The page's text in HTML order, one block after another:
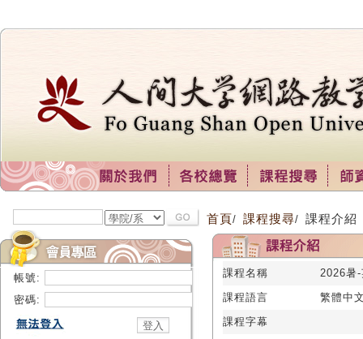
帳號:
密碼:
首頁/ 課程搜尋/ 課程介紹
課程名稱
2026暑
課程語言
繁體中
課程字幕